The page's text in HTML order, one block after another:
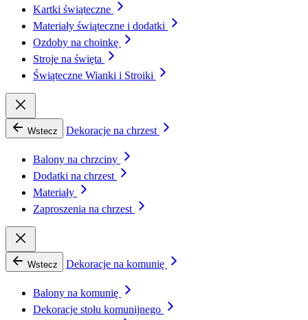
Kartki świąteczne
Materiały świąteczne i dodatki
Ozdoby na choinkę
Stroje na święta
Świąteczne Wianki i Stroiki
Wstecz Dekoracje na chrzest
Balony na chrzciny
Dodatki na chrzest
Materiały
Zaproszenia na chrzest
Wstecz Dekoracje na komunię
Balony na komunię
Dekoracje stołu komunijnego